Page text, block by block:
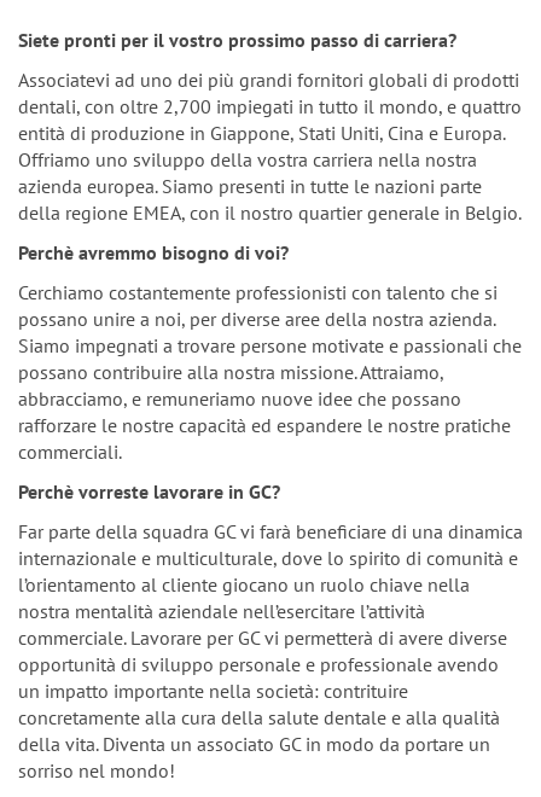
Siete pronti per il vostro prossimo passo di carriera?
Associatevi ad uno dei più grandi fornitori globali di prodotti
dentali, con oltre 2,700 impiegati in tutto il mondo, e quattro
entità di produzione in Giappone, Stati Uniti, Cina e Europa.
Offriamo uno sviluppo della vostra carriera nella nostra
azienda europea. Siamo presenti in tutte le nazioni parte
della regione EMEA, con il nostro quartier generale in Belgio.
Perchè avremmo bisogno di voi?
Cerchiamo costantemente professionisti con talento che si
possano unire a noi, per diverse aree della nostra azienda.
Siamo impegnati a trovare persone motivate e passionali che
possano contribuire alla nostra missione. Attraiamo,
abbracciamo, e remuneriamo nuove idee che possano
rafforzare le nostre capacità ed espandere le nostre pratiche
commerciali.
Perchè vorreste lavorare in GC?
Far parte della squadra GC vi farà beneficiare di una dinamica
internazionale e multiculturale, dove lo spirito di comunità e
l’orientamento al cliente giocano un ruolo chiave nella
nostra mentalità aziendale nell’esercitare l’attività
commerciale. Lavorare per GC vi permetterà di avere diverse
opportunità di sviluppo personale e professionale avendo
un impatto importante nella società: contrituire
concretamente alla cura della salute dentale e alla qualità
della vita. Diventa un associato GC in modo da portare un
sorriso nel mondo!